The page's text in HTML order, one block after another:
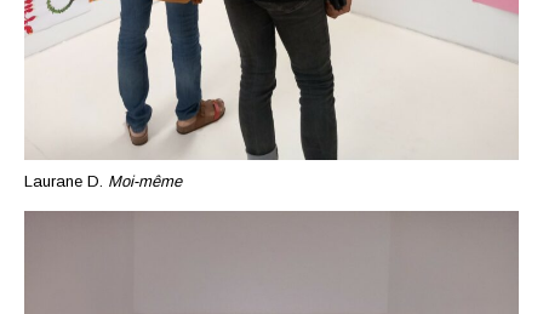
Laurane D. Moi-même